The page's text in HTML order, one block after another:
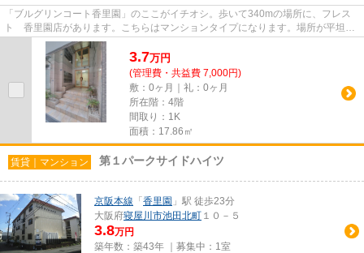
「ブルグリンコート香里園」のここがイチオシ。歩いて340mの場所に、フレス
ト 香里園店があります。こちらはマンションタイプになります。場所が平坦な
のは、ランニングをする上で抑...
3.7万円
(管理費・共益費 7,000円)
敷：0ヶ月｜礼：0ヶ月
所在階：4階
間取り：1K
面積：17.86㎡
賃貸｜マンション 第１パークサイドハイツ
京阪本線 「 香里園 」駅 徒歩23分
大阪府寝屋川市池田北町 １０－５
3.8万円
築年数：築43年 ｜募集中： 1室